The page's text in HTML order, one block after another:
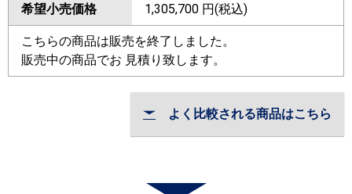
希望小売価格 1,305,700 円(税込)
こちらの商品は販売を終了しました。
販売中の商品でお 見積り致します。
よく比較される商品はこちら